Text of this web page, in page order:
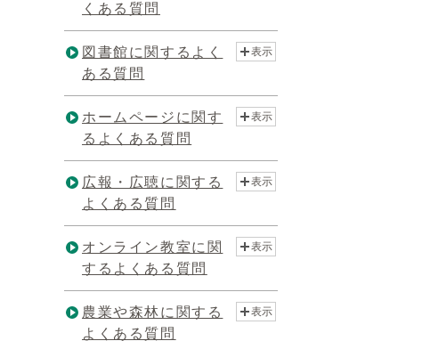
くある質問
図書館に関するよく
ある質問
表示
ホームページに関す
るよくある質問
表示
広報・広聴に関する
よくある質問
表示
オンライン教室に関
するよくある質問
表示
農業や森林に関する
よくある質問
表示